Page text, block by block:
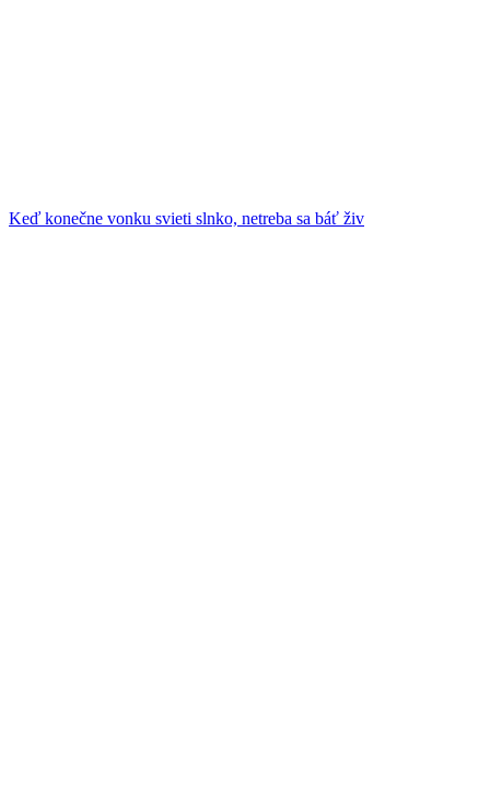
Keď konečne vonku svieti slnko, netreba sa báť živ